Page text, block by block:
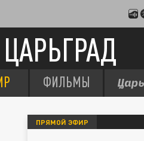
ЦАРЬГРАД
ФИЛЬМЫ
ПРЯМОЙ ЭФИР